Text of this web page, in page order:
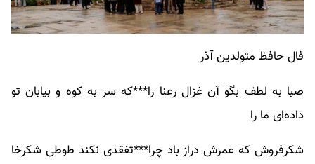
فال حافظ متولدین آذر
صبا به لطف بگو آن غزال رعنا را***که سر به کوه و بیابان تو
داده‌ای ما را
شکرفروش که عمرش دراز باد چرا***تفقدی نکند طوطی شکرخا